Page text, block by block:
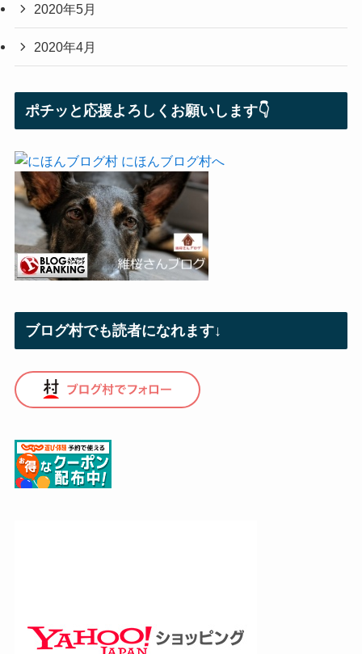
2020年5月
2020年4月
ポチッと応援よろしくお願いします👇
ブログ村でも読者になれます↓